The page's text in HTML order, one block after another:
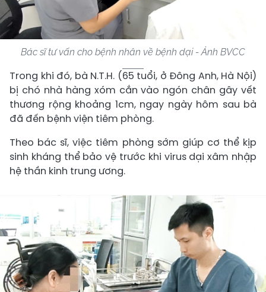
Bác sĩ tư vấn cho bệnh nhân về bệnh dại - Ảnh BVCC
Trong khi đó, bà N.T.H. (65 tuổi, ở Đông Anh, Hà Nội)
bị chó nhà hàng xóm cắn vào ngón chân gây vết
thương rộng khoảng 1cm, ngay ngày hôm sau bà
đã đến bệnh viện tiêm phòng.
Theo bác sĩ, việc tiêm phòng sớm giúp cơ thể kịp
sinh kháng thể bảo vệ trước khi virus dại xâm nhập
hệ thần kinh trung ương.